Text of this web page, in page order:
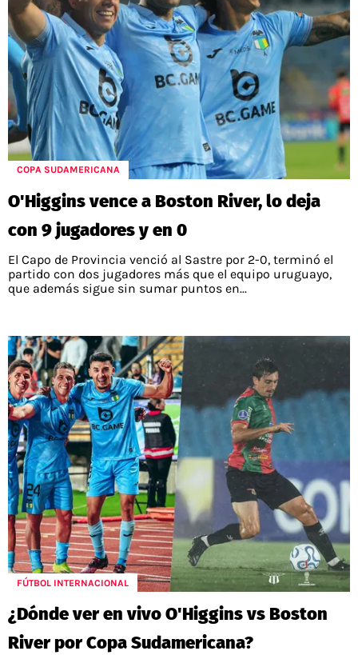
COPA SUDAMERICANA
O'Higgins vence a Boston River, lo deja
con 9 jugadores y en 0
El Capo de Provincia venció al Sastre por 2-0, terminó el
partido con dos jugadores más que el equipo uruguayo,
que además sigue sin sumar puntos en...
FÚTBOL INTERNACIONAL
¿Dónde ver en vivo O'Higgins vs Boston
River por Copa Sudamericana?